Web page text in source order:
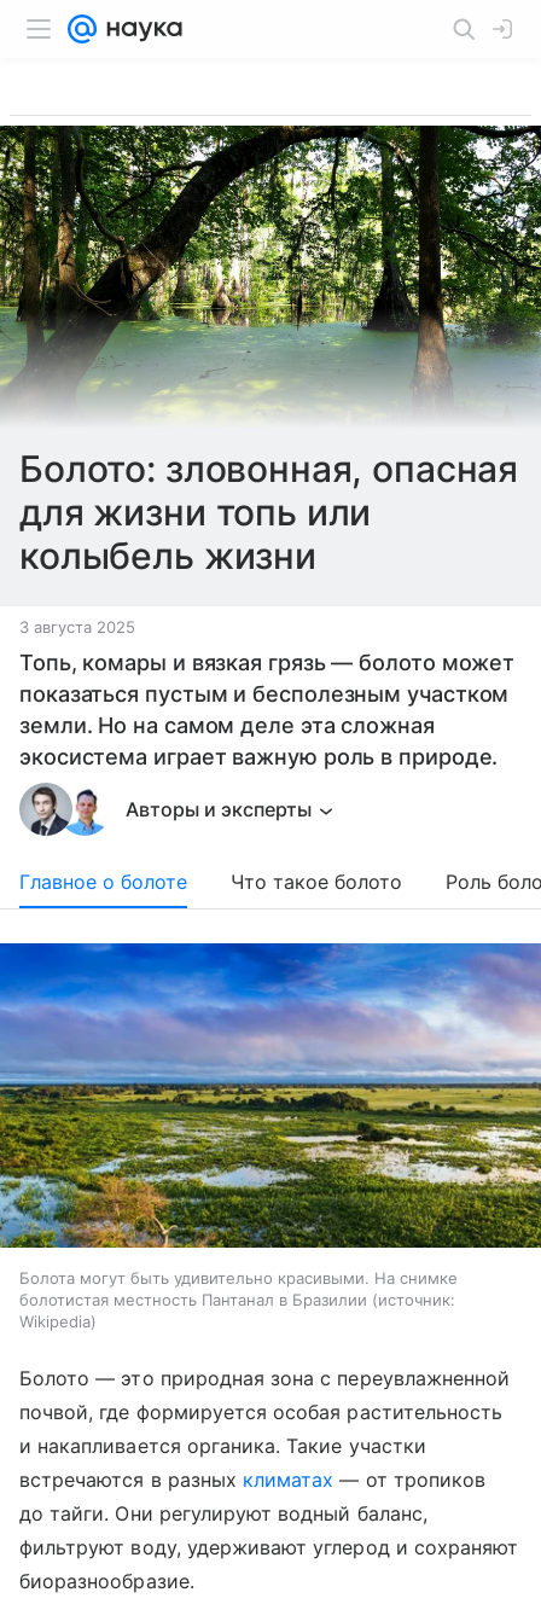
Болото: зловонная, опасная
для жизни топь или
колыбель жизни
3 августа 2025
Топь, комары и вязкая грязь ― болото может
показаться пустым и бесполезным участком
земли. Но на самом деле эта сложная
экосистема играет важную роль в природе.
Авторы и эксперты
Главное о болоте Что такое болото Роль
Болота могут быть удивительно красивыми. На снимке
болотистая местность Пантанал в Бразилии
источник:
Wikipedia
Болото — это природная зона с переувлажненной
почвой, где формируется особая растительность
и накапливается органика. Такие участки
встречаются в разных климатах — от тропиков
до тайги. Они регулируют водный баланс,
фильтруют воду, удерживают углерод и сохраняют
биоразнообразие.